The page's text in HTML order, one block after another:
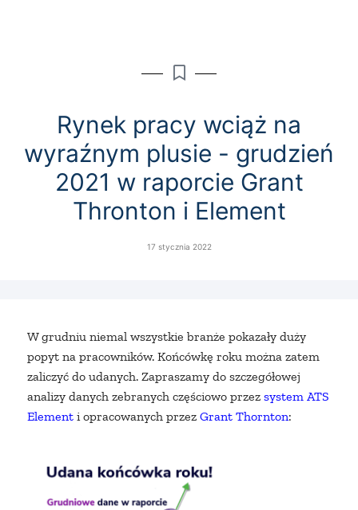
Rynek pracy wciąż na
wyraźnym plusie - grudzień
2021 w raporcie Grant
Thronton i Element
17 stycznia 2022
W grudniu niemal wszystkie branże pokazały duży
popyt na pracowników. Końcówkę roku można zatem
zaliczyć do udanych. Zapraszamy do szczegółowej
analizy danych zebranych częściowo przez system ATS
Element i opracowanych przez Grant Thornton: